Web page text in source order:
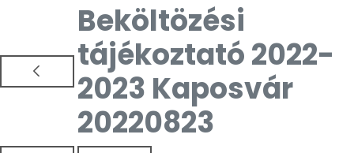
Beköltözési
tájékoztató 2022-
2023 Kaposvár
20220823